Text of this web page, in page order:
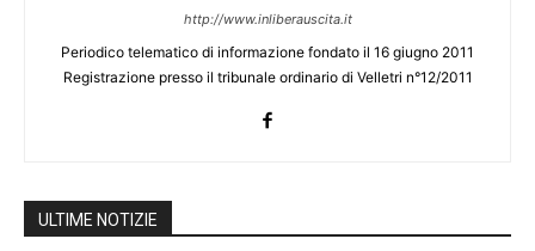
http://www.inliberauscita.it
Periodico telematico di informazione fondato il 16 giugno 2011
Registrazione presso il tribunale ordinario di Velletri n°12/2011
ULTIME NOTIZIE